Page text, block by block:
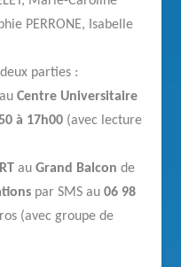
PERRONE, Isabelle
parties :
auCentre Universitaire
à 17h00 (avec lecture
auGrand Balcon de
par SMS au06 98
(avec groupe de